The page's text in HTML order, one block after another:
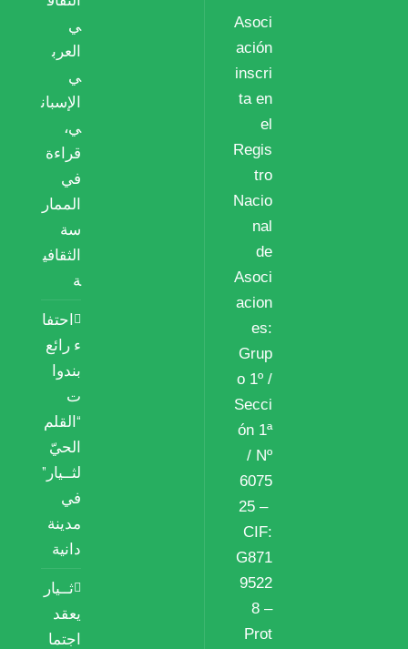
ي
العرب
ي
الإسبان
ي،
قراءة
في
الممار
سة
الثقافي
ة
احتفا
ء رائع
بندوا
ت
“القلم
الحيّ
لثــيار”
في
مدينة
دانية
ثــيار
يعقد
اجتما
Asoci
ación
inscri
ta en
el
Regis
tro
Nacio
nal
de
Asoci
acion
es:
Grup
o 1º /
Secci
ón 1ª
/ Nº
6075
25 –
CIF:
G871
9522
8 –
Prot